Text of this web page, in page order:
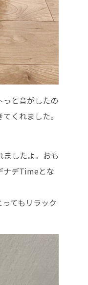
と音がしたの
くれました。
したよ。おも
ナデTimeとな
てもリラック